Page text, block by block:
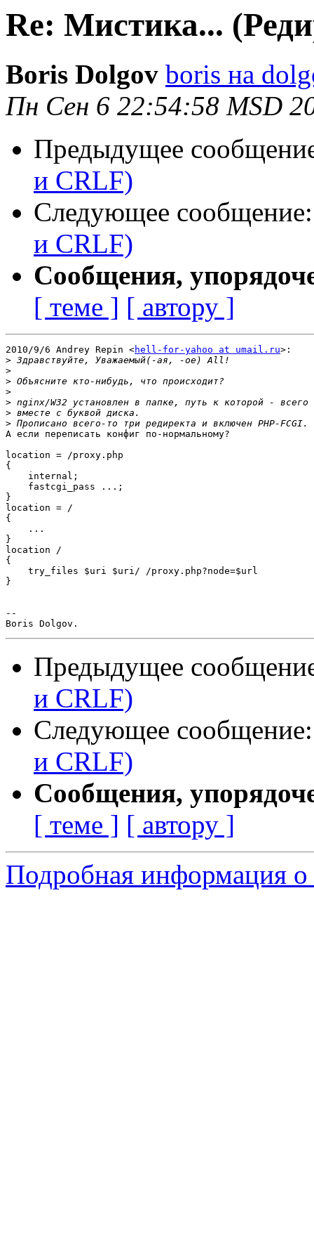
Re: Мистика...
Boris Dolgov boris на
Пн Сен 6 22:54:58 MSD
Предыдущее
и CRLF)
Следующее
и CRLF)
Сообщения,
[ теме ] [ автору ]
2010/9/6 Andrey Repin <hell-for-yahoo at umail.ru>:
>
>
>
>
>
>
>
А если переписать конфиг по-нормальному?
location = /proxy.php
{
    internal;
    fastcgi_pass ...;
}
location = /
{
    ...
}
location /
{
    try_files $uri $uri/ /proxy.php?node=$url
}
--
Предыдущее
и CRLF)
Следующее
и CRLF)
Сообщения,
[ теме ] [ автору ]
Подробная информация